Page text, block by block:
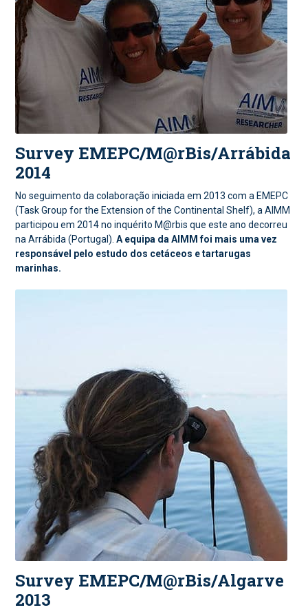
Survey EMEPC/M@rBis/Arrábida
2014
No seguimento da colaboração iniciada em 2013 com a EMEPC
(Task Group for the Extension of the Continental Shelf), a AIMM
participou em 2014 no inquérito M@rbis que este ano decorreu
na Arrábida (Portugal).A equipa da AIMM foi mais uma vez
responsável pelo estudo dos cetáceos e tartarugas
marinhas.
Survey EMEPC/M@rBis/Algarve
2013